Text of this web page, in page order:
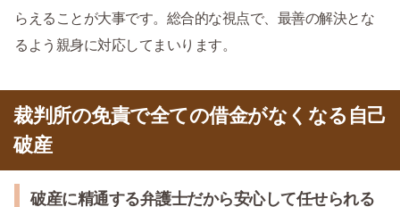
らえることが大事です。総合的な視点で、最善の解決とな
るよう親身に対応してまいります。
裁判所の免責で全ての借金がなくなる自己
破産
破産に精通する弁護士だから安心して任せられる